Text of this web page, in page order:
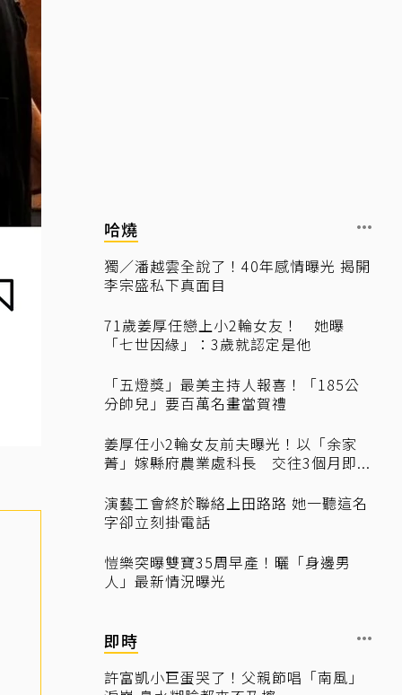
哈燒
獨／潘越雲全說了！40年感情曝光 揭開
李宗盛私下真面目
71歲姜厚任戀上小2輪女友！ 她曝
「七世因緣」：3歲就認定是他
「五燈獎」最美主持人報喜！「185公
分帥兒」要百萬名畫當賀禮
姜厚任小2輪女友前夫曝光！以「余家
菁」嫁縣府農業處科長 交往3個月即...
演藝工會終於聯絡上田路路 她一聽這名
字卻立刻掛電話
愷樂突曝雙寶35周早產！曬「身邊男
人」最新情況曝光
即時
許富凱小巨蛋哭了！父親節唱「南風」